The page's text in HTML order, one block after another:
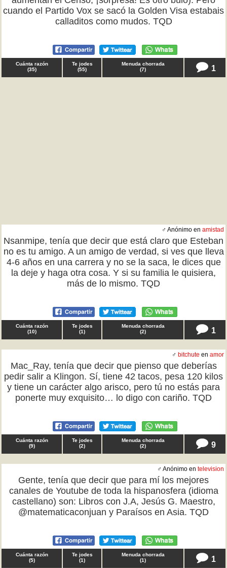
cuando el Partido Vox se sacó la Golden Visa estabais
calladitos como mudos. TQD
Cuánta razón
(35)
Te jodes
(55)
Menuda chorrada
(7) 1
♂ Anónimo en amistad
Nsanmipe, tenía que decir que está claro que Esteban
no es tu amigo. A un amigo de verdad, si ves que lleva
4-6 años en una carrera y no se la saca, le dices que
la deje y haga otra cosa. Y si su familia le quisiera,
más de lo mismo. TQD
Cuánta razón
(10)
Te jodes
(1)
Menuda chorrada
(2) 1
♂ bitchute en amor
Mac_Ray, tenía que decir que pienso que deberías
pedir salir a Klingon. Sí, tiene 42 tacos, pesa 120 kilos
y tiene un carácter algo arisco, pero tú no estás para
ponerte muy exquisito… lo digo con cariño. TQD
Cuánta razón
(9)
Te jodes
(2)
Menuda chorrada
(2) 9
♂ Anónimo en television
Gente, tenía que decir que para mí los mejores
canales de Youtube de toda la hispanosfera (idioma
castellano) son: Libros con J.A, Jesús G. Maestro,
@matematicaconjuan y Paraísos en Asia. TQD
Cuánta razón
(5)
Te jodes
(1)
Menuda chorrada
(1) 1